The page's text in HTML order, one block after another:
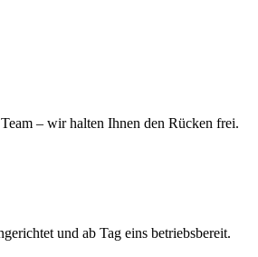
– wir halten Ihnen den Rücken frei.
und ab Tag eins betriebsbereit.